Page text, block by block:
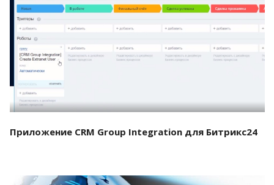
Смотреть проект
Приложение CRM Group Integration для Битрикс24